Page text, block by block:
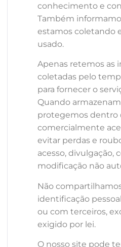
conhecimento e
Também
estamos coletando
usado.
Apenas retemos as
coletadas pelo
para fornecer o
Quando
protegemos dentro
comercialmente
evitar perdas e
acesso, divulgação,
modificação não
Não
identificação
ou com terceiros,
exigido por lei.
O nosso site pode